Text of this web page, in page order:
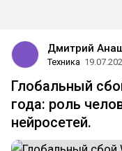
Дмитрий
Техника
Глобальный
года: роль
нейросетей.